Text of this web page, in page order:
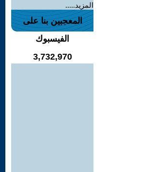
المزيد.....
المعجبين بنا على
الفيسبوك
3,732,970